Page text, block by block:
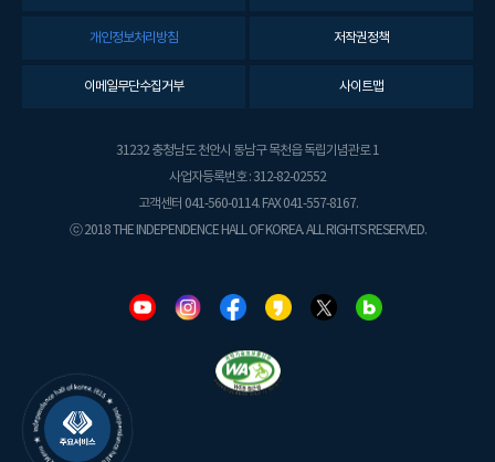
개인정보처리방침 저작권정책
이메일무단수집거부 사이트맵
31232 충청남도 천안시 동남구 목천읍 독립기념관로 1
사업자등록번호 : 312-82-02552
고객센터 041-560-0114. FAX 041-557-8167.
ⓒ 2018 THE INDEPENDENCE HALL OF KOREA. ALL RIGHTS RESERVED.